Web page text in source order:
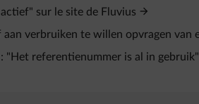
sur le site de Fluvius
aan verbruiken te willen opvragen
"Het referentienummer is al in gebruik"